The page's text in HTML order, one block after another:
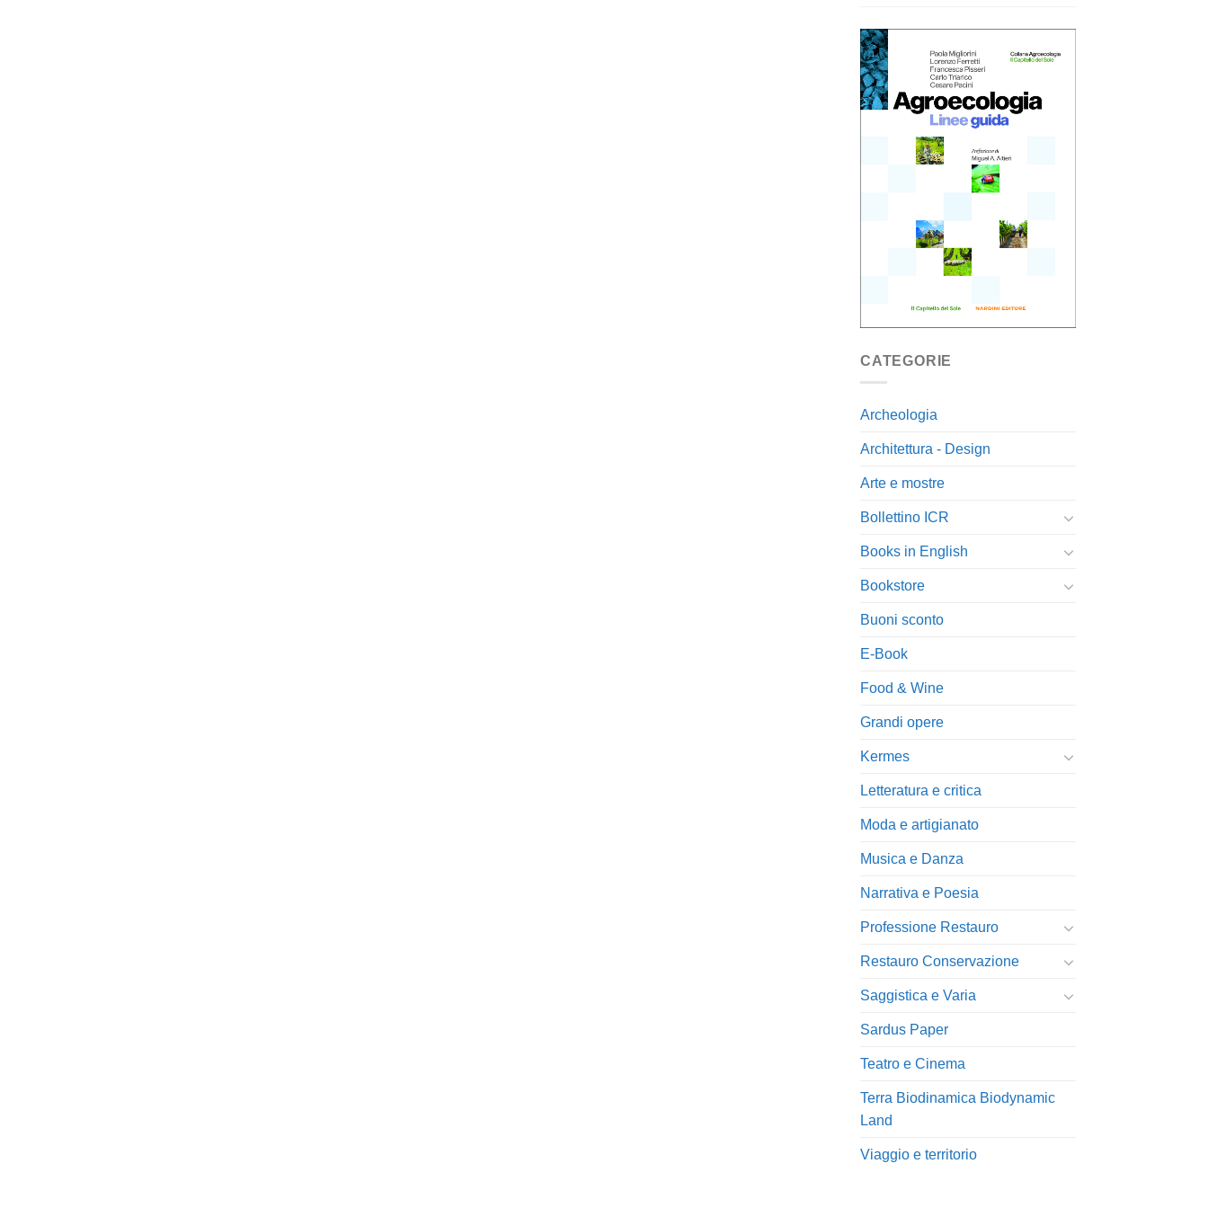
CATEGORIE
Archeologia
Architettura - Design
Arte e mostre
Bollettino ICR
Books in English
Bookstore
Buoni sconto
E-Book
Food & Wine
Grandi opere
Kermes
Letteratura e critica
Moda e artigianato
Musica e Danza
Narrativa e Poesia
Professione Restauro
Restauro Conservazione
Saggistica e Varia
Sardus Paper
Teatro e Cinema
Terra Biodinamica Biodynamic
Land
Viaggio e territorio